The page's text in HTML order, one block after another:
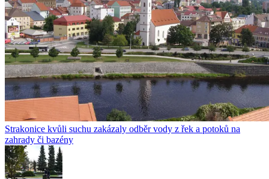
Strakonice kvůli suchu zakázaly odběr vody z řek a potoků na
zahrady či bazény